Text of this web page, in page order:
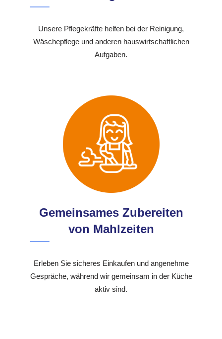
Unsere Pflegekräfte helfen bei der Reinigung,
Wäschepflege und anderen hauswirtschaftlichen
Aufgaben.
Gemeinsames Zubereiten
von Mahlzeiten
Erleben Sie sicheres Einkaufen und angenehme
Gespräche, während wir gemeinsam in der Küche
aktiv sind.